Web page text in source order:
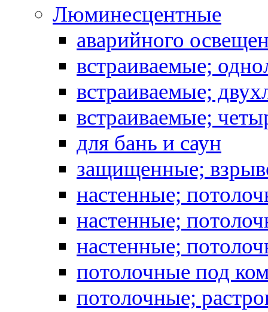
Люминесцентные
аварийного
встраиваемые;
встраиваемые;
встраиваемые;
для бань и саун
защищенные;
настенные;
настенные;
настенные;
потолочные под
потолочные;